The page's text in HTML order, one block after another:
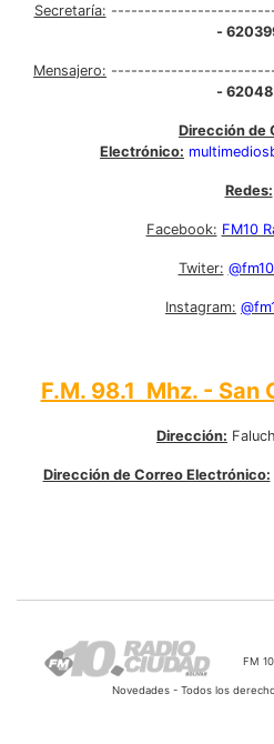
Secretaría:
-
Mensajero:
-
Dirección de
Electrónico:
Redes:
Facebook: FM10
Twiter:
Instagram:
F.M. 98.1 Mhz. - San
Dirección:
Dirección de Correo Electrónico:
FM
Novedades - Todos los